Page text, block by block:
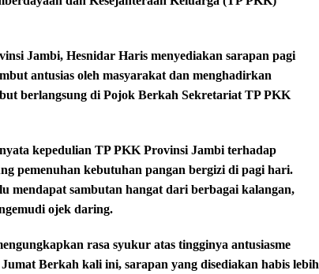
Jambi, Hesnidar Haris menyediakan sarapan pagi
antusias oleh masyarakat dan menghadirkan
berlangsung di Pojok Berkah Sekretariat TP PKK
kepedulian TP PKK Provinsi Jambi terhadap
pemenuhan kebutuhan pangan bergizi di pagi hari.
mendapat sambutan hangat dari berbagai kalangan,
ojek daring.
rasa syukur atas tingginya antusiasme
Berkah kali ini, sarapan yang disediakan habis lebih